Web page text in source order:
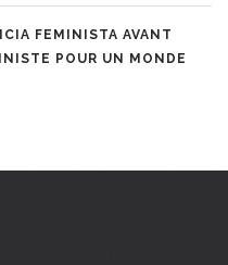
FEMINISTA AVANT
POUR UN MONDE